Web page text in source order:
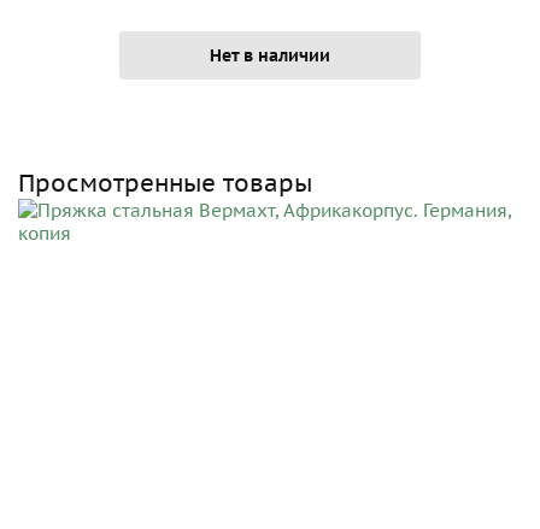
Нет в наличии
Просмотренные товары